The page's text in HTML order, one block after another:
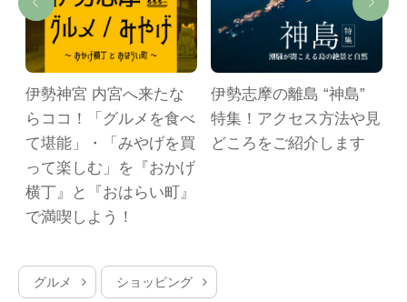
伊勢神宮 内宮へ来たな
らココ！「グルメを食べ
て堪能」・「みやげを買
って楽しむ」を『おかげ
横丁』と『おはらい町』
で満喫しよう！
伊勢志摩の離島 “神島”
特集！アクセス方法や見
どころをご紹介します
グルメ ショッピング